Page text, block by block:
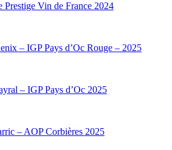
Prestige Vin de France 2024
– IGP Pays d’Oc Rouge – 2025
– IGP Pays d’Oc 2025
– AOP Corbières 2025